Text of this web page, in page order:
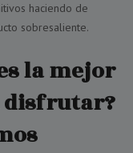
haciendo de
sobresaliente.
la mejor
disfrutar?